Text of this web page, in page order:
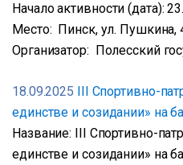
Начало активности (дата):
Место: Пинск, ул. Пушкина,
Организатор: Полесский
18.09.2025 III Спортивно-
единстве и созидании» на
Название: III Спортивно-
единстве и созидании» на